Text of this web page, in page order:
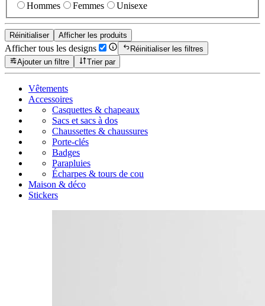
Hommes
Femmes Unisexe
Réinitialiser Afficher les produits
Afficher tous les designs
Réinitialiser les filtres
Ajouter un filtre
Trier par
Vêtements
Accessoires
Casquettes & chapeaux
Sacs et sacs à dos
Chaussettes & chaussures
Porte-clés
Badges
Parapluies
Écharpes & tours de cou
Maison & déco
Stickers